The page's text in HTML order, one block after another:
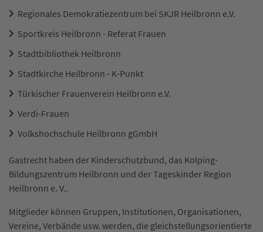
Regionales Demokratiezentrum bei SKJR Heilbronn e.V.
Sportkreis Heilbronn - Referat Frauen
Stadtbibliothek Heilbronn
Stadtkirche Heilbronn - K-Punkt
Türkischer Frauenverein Heilbronn e.V.
Verdi-Frauen
Volkshochschule Heilbronn gGmbH
Gastrecht haben der Kinderschutzbund, das Kolping-
Bildungszentrum Heilbronn und der Tageskinder Region
Heilbronn e. V..
Mitglieder können Gruppen, Institutionen, Organisationen,
Vereine, Verbände usw. werden, die gleichstellungsorientierte